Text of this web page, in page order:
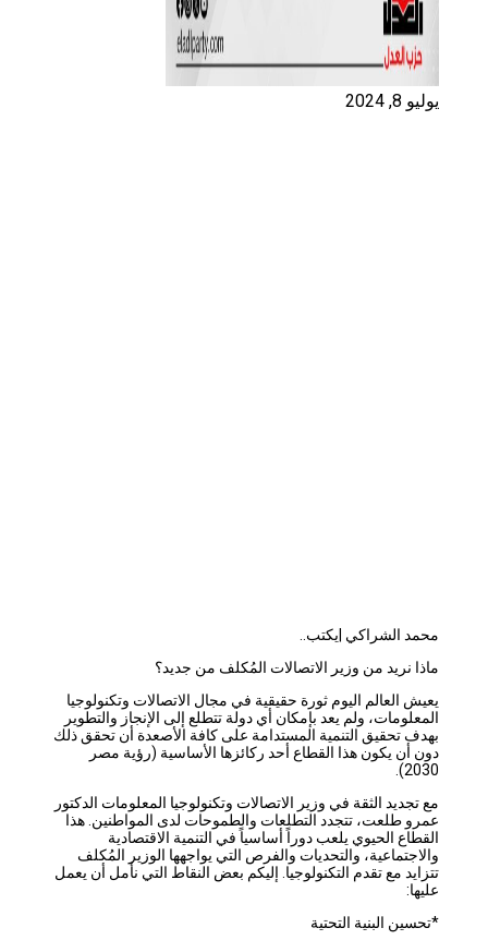
محمد الشراكي |يكتب..
ماذا نريد من وزير الاتصالات المُكلف من جديد؟
يعيش العالم اليوم ثورة حقيقية في مجال الاتصالات وتكنولوجيا
المعلومات، ولم يعد بإمكان أي دولة تتطلع إلى الإنجاز والتطوير
بهدف تحقيق التنمية المستدامة على كافة الأصعدة أن تحقق ذلك
دون أن يكون هذا القطاع أحد ركائزها الأساسية (رؤية مصر
تجديد الثقة في وزير الاتصالات وتكنولوجيا المعلومات الدكتور
عمرو طلعت، تتجدد التطلعات والطموحات لدى المواطنين. هذا
القطاع الحيوي يلعب دوراً أساسياً في التنمية الاقتصادية
والاجتماعية، والتحديات والفرص التي يواجهها الوزير المُكلف
تتزايد مع تقدم التكنولوجيا. إليكم بعض النقاط التي نأمل أن يعمل
*تحسين البنية التحتية